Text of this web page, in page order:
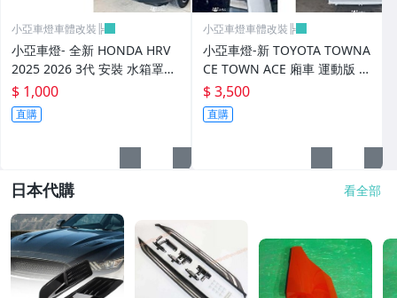
小亞車燈車體改裝╠
小亞車燈- 全新 HONDA HRV
2025 2026 3代 安裝 水箱罩通
風網 紅色 防石網 粉體鋁網
$ 1,000
直購
小亞車燈車體改裝╠
小亞車燈-新 TOYOTA TOWNA
CE TOWN ACE 廂車 運動版 尾
翼 鴨尾 素材 FRP
$ 3,500
直購
日本代購 看全部